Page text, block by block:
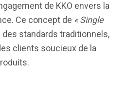
de KKO envers la
Ce concept de « Single
des standards traditionnels,
clients soucieux de la